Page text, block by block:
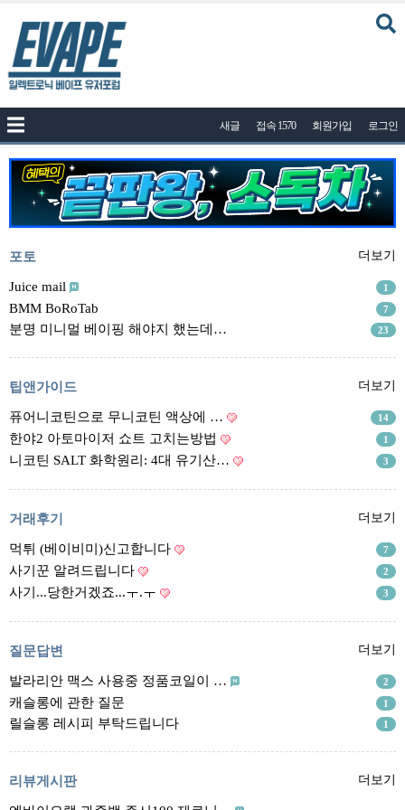
공지사항
나눔이벤트
자유게시판
질문답변
포토
건의게시판
액상
팁앤가이드
레시피계산기
업체
업체게시판
모더게시판
제휴업체
트레이드
판매
구매
거래후기
즐겨찾기
새글 접속 1570 회원가입 로그인
포토 더보기
Juice mail 1
BMM BoRoTab 7
분명 미니멀 베이핑 해야지 했는데… 23
팁앤가이드 더보기
퓨어니코틴으로 무니코틴 액상에 … 14
한야2 아토마이저 쇼트 고치는방법 1
니코틴 SALT 화학원리: 4대 유기산… 3
거래후기 더보기
먹튀 (베이비미)신고합니다 7
사기꾼 알려드립니다 2
사기...당한거겠죠...ㅜ.ㅜ 3
질문답변 더보기
발라리안 맥스 사용중 정품코일이 … 2
캐슬롱에 관한 질문 1
릴슬롱 레시피 부탁드립니다 1
리뷰게시판 더보기